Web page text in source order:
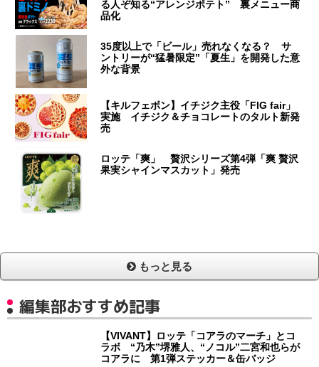
る人ぞ知る“アレンジポテト” 裏メニュー商
品化
35度以上で「ビール」売れなくなる？ サ
ントリーが“猛暑限定”「夏生」を開発した意
外な背景
【キルフェボン】イチジク主役「FIG fair」
実施 イチジク＆チョコレートのタルト新発
売
ロッテ「爽」 贅沢シリーズ第4弾「爽 贅沢
果実シャインマスカット」発売
もっと見る
編集部おすすめ記事
【VIVANT】ロッテ「コアラのマーチ」とコ
ラボ “乃木”堺雅人、“ノコル”二宮和也らが
コアラに 第1弾ステッカー＆缶バッジ